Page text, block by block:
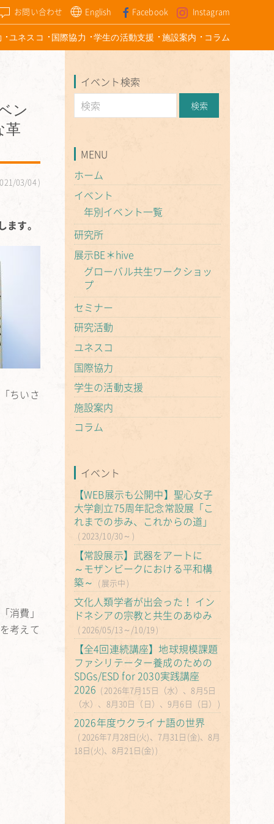
お問い合わせ English Facebook Instagram
ユネスコ 国際協力 学生の活動支援 施設案内 コラム
ン
革
03/04
す。
ちいさ
消費」
考えて
イベント検索
MENU
ホーム
イベント
年別イベント一覧
研究所
展示BE＊hive
グローバル共生ワークショッ
プ
セミナー
研究活動
ユネスコ
国際協力
学生の活動支援
施設案内
コラム
イベント
【WEB展示も公開中】聖心女子
大学創立75周年記念常設展「こ
れまでの歩み、これからの道」
2023/10/30～
【常設展示】武器をアートに
～モザンビークにおける平和構
築～
展示中
文化人類学者が出会った！ イン
ドネシアの宗教と共生のあゆみ
2026/05/13～/10/19
【全4回連続講座】地球規模課題
ファシリテーター養成のための
SDGs/ESD for 2030実践講座
2026
2026年7月15日（水）、8月5日
（水）、8月30日（日）、9月6日（日）
2026年度ウクライナ語の世界
2026年7月28日(火)、7月31日(金)、8月
18日(火)、8月21日(金)